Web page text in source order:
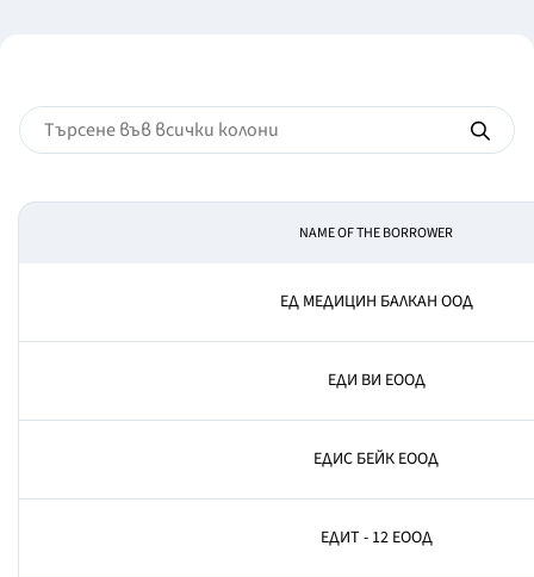
NAME OF THE BORROWER
ЕД МЕДИЦИН БАЛКАН ООД
ЕДИ ВИ ЕООД
ЕДИС БЕЙК ЕООД
ЕДИТ - 12 ЕООД